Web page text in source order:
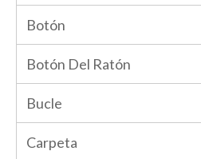
Botón
Botón Del Ratón
Bucle
Carpeta